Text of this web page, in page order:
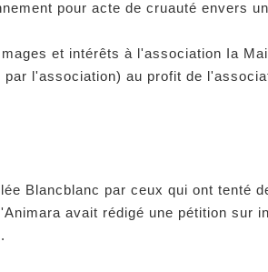
pour acte de cruauté envers
et intérêts à l'association Ia
l'association) au profit de
Blancblanc par ceux qui ont
avait rédigé une pétition sur